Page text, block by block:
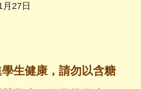
27日
生健康，請勿以含糖